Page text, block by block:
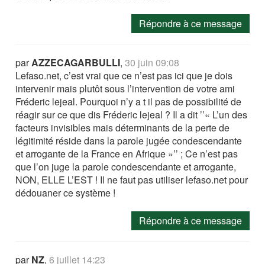
Répondre à ce message
parAZZECAGARBULLI,30 juin 09:08
Lefaso.net, c’est vrai que ce n’est pas ici que je dois
intervenir mais plutôt sous l’intervention de votre ami
Fréderic lejeal. Pourquoi n’y a t il pas de possibilité de
réagir sur ce que dis Fréderic lejeal ? Il a dit ’’« L’un des
facteurs invisibles mais déterminants de la perte de
légitimité réside dans la parole jugée condescendante
et arrogante de la France en Afrique »’’ ; Ce n’est pas
que l’on juge la parole condescendante et arrogante,
NON, ELLE L’EST ! Il ne faut pas utiliser lefaso.net pour
dédouaner ce système !
Répondre à ce message
parNZ,6 juillet 14:23